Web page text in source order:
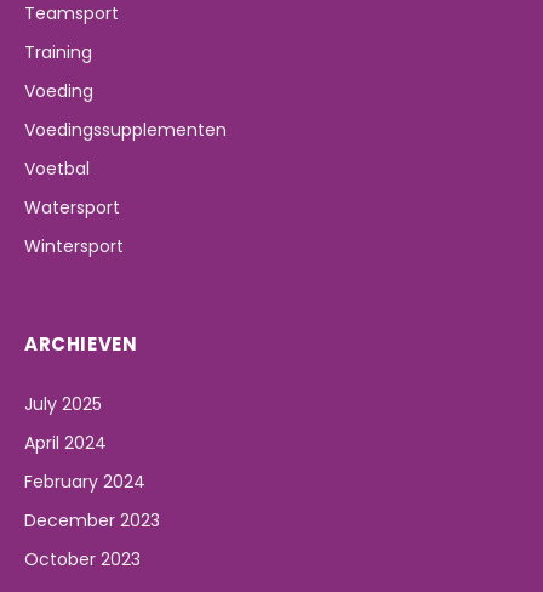
Teamsport
Training
Voeding
Voedingssupplementen
Voetbal
Watersport
Wintersport
ARCHIEVEN
July 2025
April 2024
February 2024
December 2023
October 2023